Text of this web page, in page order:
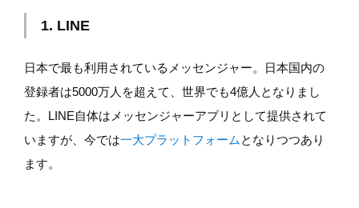
1. LINE
日本で最も利用されているメッセンジャー。日本国内の
登録者は5000万人を超えて、世界でも4億人となりまし
た。LINE自体はメッセンジャーアプリとして提供されて
いますが、今では一大プラットフォーム となりつつあり
ます。